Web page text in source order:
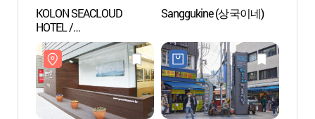
KOLON SEACLOUD
HOTEL /
코오롱씨클라우드호텔
Sanggukine (상국이네)